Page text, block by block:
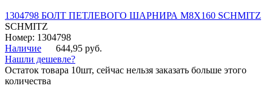
1304798 БОЛТ ПЕТЛЕВОГО ШАРНИРА М8Х160 SCHMITZ
SCHMITZ
Номер: 1304798
Наличие
644,95 руб.
Нашли дешевле?
Остаток товара 10шт, сейчас нельзя заказать больше этого
количества